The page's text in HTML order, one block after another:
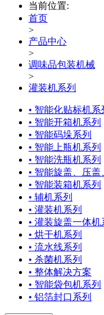
当前位置:
首页
>
产品中心
>
调味品包装机械
>
灌装机系列
• 智能化贴标机系
• 智能开箱机系列
• 智能码垛系列
• 智能上瓶机系列
• 智能洗瓶机系列
• 智能旋盖、压盖
• 智能装箱机系列
• 辅机系列
• 灌装机系列
• 灌装旋盖一体机
• 烘干机系列
• 流水线系列
• 杀菌机系列
• 整体解决方案
• 智能袋包机系列
• 铝箔封口系列